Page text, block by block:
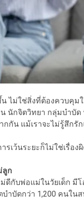
ไม่ใช่สิ่งที่ต้องควบคุม
นักจิตวิทยา กลุ่มบำบั
กัน แม้เราจะไม่รู้สึก
ว้นระยะก็ไม่ใช่เรื่อง
ลูก
กับพ่อแม่ในวัยเด็ก มี
บัดกว่า 1,200 คนในส